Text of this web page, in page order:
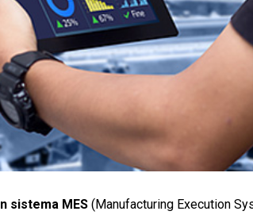
sistema MES (Manufacturing Execution